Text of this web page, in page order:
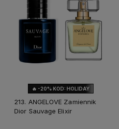
🔥 -20% KOD: HOLIDAY
213. ANGELOVE Zamiennik
Dior Sauvage Elixir